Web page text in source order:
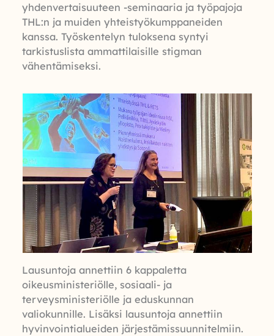
yhdenvertaisuuteen -seminaaria ja työpajoja
THL:n ja muiden yhteistyökumppaneiden
kanssa. Työskentelyn tuloksena syntyi
tarkistuslista ammattilaisille stigman
vähentämiseksi.
Lausuntoja annettiin 6 kappaletta
oikeusministeriölle, sosiaali- ja
terveysministeriölle ja eduskunnan
valiokunnille. Lisäksi lausuntoja annettiin
hyvinvointialueiden järjestämissuunnitelmiin.